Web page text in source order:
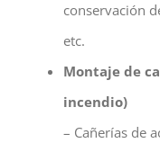
conservación
etc.
Montaje de
incendio)
– Cañerías de